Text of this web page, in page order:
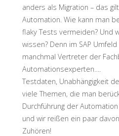
der
helfen"
anders als Migration – das
Automation. Wie kann man
flaky Tests vermeiden? Und
wissen? Denn im SAP
manchmal Vertreter der
Automationsexperten….
Testdaten, Unabhängigkeit
viele Themen, die man
Durchführung der
und wir reißen ein paar
Zuhören!